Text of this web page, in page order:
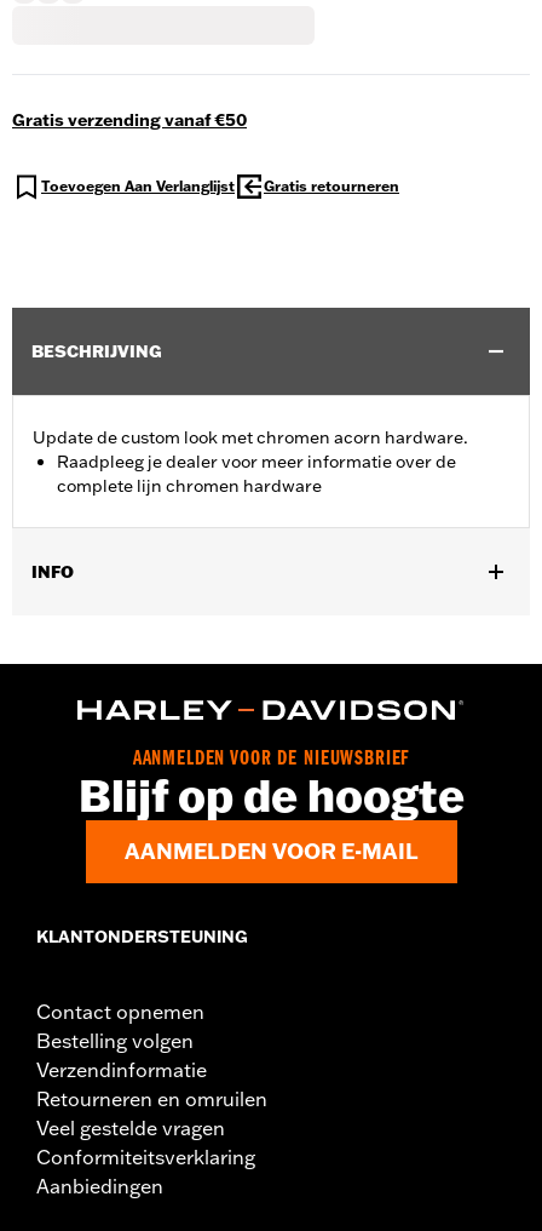
Gratis verzending vanaf €50
Toevoegen Aan Verlanglijst Gratis retourneren
BESCHRIJVING
Update de custom look met chromen acorn hardware.
Raadpleeg je dealer voor meer informatie over de
complete lijn chromen hardware
INFO
AANMELDEN VOOR DE NIEUWSBRIEF
Blijf op de hoogte
AANMELDEN VOOR E-MAIL
KLANTONDERSTEUNING
Contact opnemen
Bestelling volgen
Verzendinformatie
Retourneren en omruilen
Veel gestelde vragen
Conformiteitsverklaring
Aanbiedingen